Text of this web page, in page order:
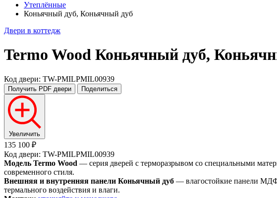
Утеплённые
Коньячный дуб, Коньячный дуб
Двери в коттедж
Termo Wood Коньячный дуб,
Код двери: TW-PMILPMIL00939
Получить PDF двери Поделиться
Увеличить
135 100 ₽
Код двери: TW-PMILPMIL00939
Модель Termo Wood — серия дверей с терморазрывом со специальными
современного стиля.
Внешняя и внутренняя панели Коньячный дуб — влагостойкие панели
термального воздействия и влаги.